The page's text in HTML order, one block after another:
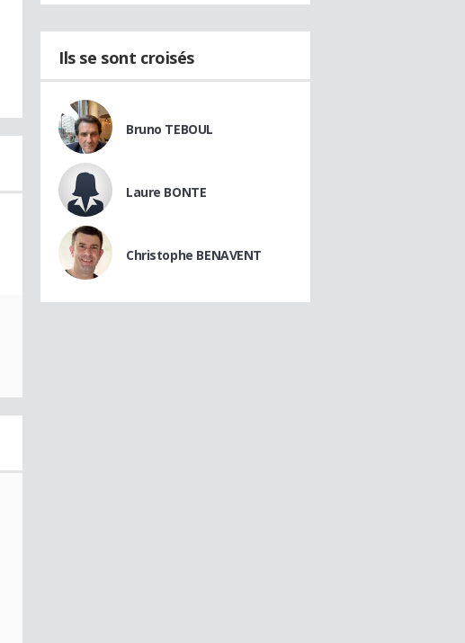
Ils se sont croisés
Bruno TEBOUL
Laure BONTE
Christophe BENAVENT